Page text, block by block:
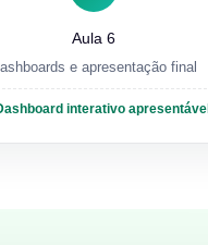
Aula 6
e apresentação final
interativo apresentável